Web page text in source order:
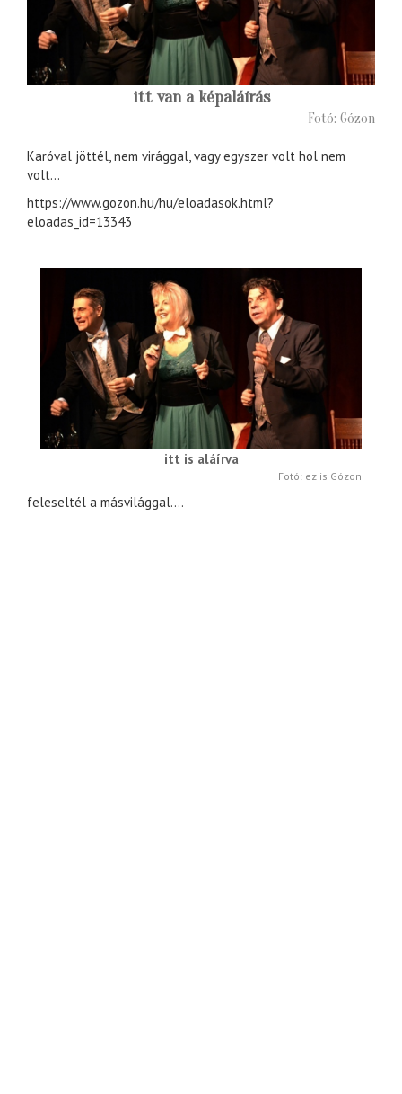
itt van a képaláírás
Fotó: Gózon
Karóval jöttél, nem virággal, vagy egyszer volt hol nem
volt...
https://www.gozon.hu/hu/eloadasok.html?
eloadas_id=13343
itt is aláírva
Fotó: ez is Gózon
feleseltél a másvilággal....